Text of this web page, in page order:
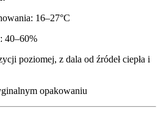
16–27°C
40–60%
poziomej, z dala od źródeł ciepła i
opakowaniu